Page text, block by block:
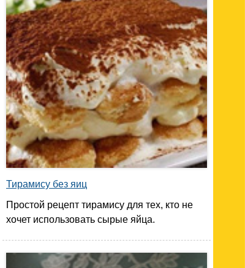
Тирамису без яиц
Простой рецепт тирамису для тех, кто не
хочет использовать сырые яйца.